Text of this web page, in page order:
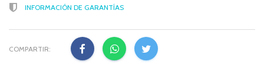
INFORMACIÓN DE GARANTÍAS
COMPARTIR: